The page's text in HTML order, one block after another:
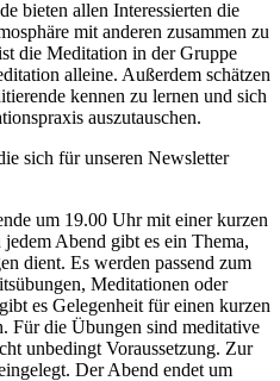
bieten allen Interessierten die
mit anderen zusammen zu
die Meditation in der Gruppe
alleine. Außerdem schätzen
kennen zu lernen und sich
auszutauschen.
sich für unseren Newsletter
um 19.00 Uhr mit einer kurzen
Abend gibt es ein Thema,
dient. Es werden passend zum
Meditationen oder
es Gelegenheit für einen kurzen
Für die Übungen sind meditative
unbedingt Voraussetzung. Zur
Der Abend endet um